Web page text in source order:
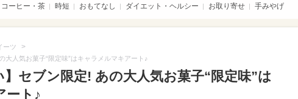
コーヒー・茶 時短 おもてなし ダイエット・ヘルシー お取り寄せ 手みやげ
ーツ >
大人気お菓子“限定味”はキャラメルマキアート♪
】セブン限定! あの大人気お菓子“限定味”は
ート♪